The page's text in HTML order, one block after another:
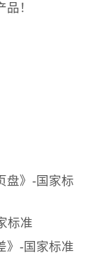
！
盘》-国家标
标准
》-国家标准